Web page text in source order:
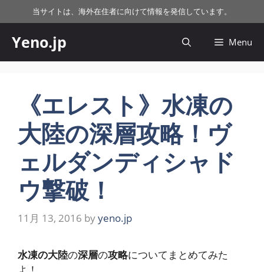
ン
ツ
当サイトは、海外在住者に向けて情報を発信しています。
Yeno.jp Menu
《エレスト》水凍の
大陸の深層攻略！ヴ
ェルダンディシャド
ウ撃破！
11月 13, 2016 byyeno.jp
水凍の大陸の深層の攻略についてまとめてみた
よ！